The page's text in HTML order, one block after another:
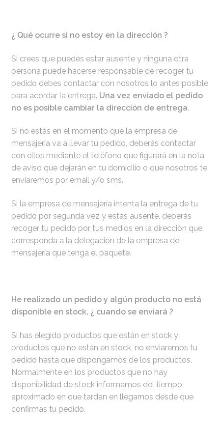
¿ Qué ocurre si no estoy en la dirección ?
Si crees que puedes estar ausente y ninguna otra
persona puede hacerse responsable de recoger tu
pedido debes contactar con nosotros lo antes posible
para acordar la entrega. Una vez enviado el pedido
no es posible cambiar la dirección de entrega.
Si no estás en el momento que la empresa de
mensajería va a llevar tu pedido, deberás contactar
con ellos mediante el teléfono que figurará en la nota
de aviso que dejarán en tu domicilio o que nosotros te
enviaremos por email y/o sms.
Si la empresa de mensajería intenta la entrega de tu
pedido por segunda vez y estás ausente, deberás
recoger tu pedido por tus medios en la dirección que
corresponda a la delegación de la empresa de
mensajería que tenga el paquete.
He realizado un pedido y algún producto no está
disponible en stock, ¿ cuando se enviará ?
Si has elegido productos que están en stock y
productos que no están en stock, no enviaremos tu
pedido hasta que dispongamos de los productos.
Normalmente en los productos que no hay
disponibilidad de stock informamos del tiempo
aproximado en que tardan en llegarnos desde que
confirmas tu pedido.